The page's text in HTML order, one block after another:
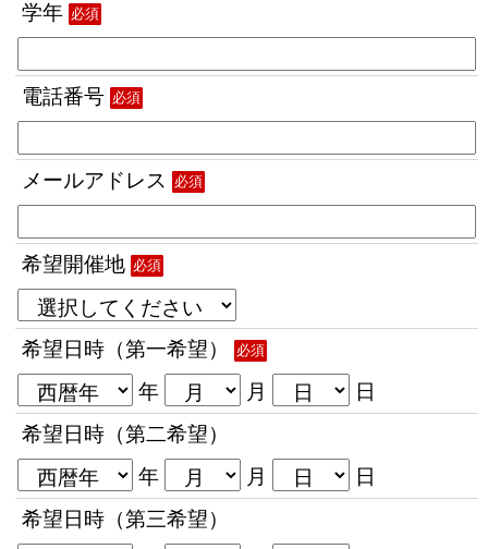
学年 必須
電話番号 必須
メールアドレス 必須
希望開催地 必須
希望日時（第一希望） 必須
年 月
日
希望日時（第二希望）
年
月
日
希望日時（第三希望）